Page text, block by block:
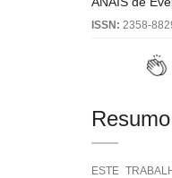
ISSN: 2358-
Resumo
ESTE